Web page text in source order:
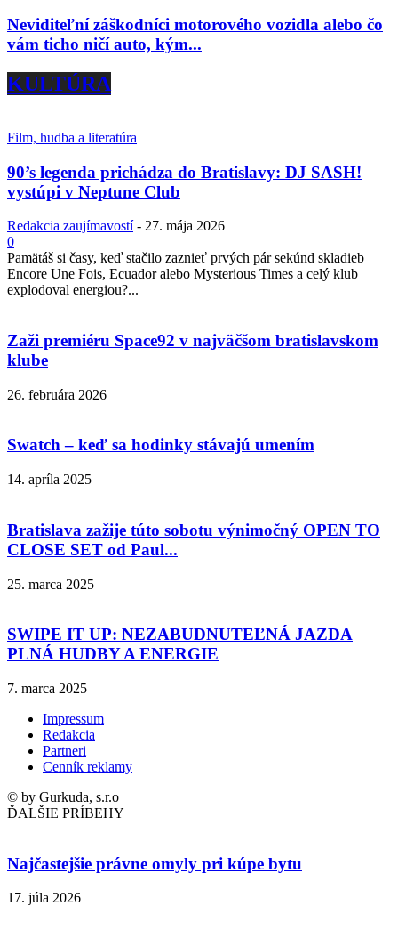
Neviditeľní záškodníci motorového vozidla alebo čo
vám ticho ničí auto, kým...
KULTÚRA
Film, hudba a literatúra
90’s legenda prichádza do Bratislavy: DJ SASH!
vystúpi v Neptune Club
Redakcia zaujímavostí - 27. mája 2026
0
Pamätáš si časy, keď stačilo zaznieť prvých pár sekúnd skladieb
Encore Une Fois, Ecuador alebo Mysterious Times a celý klub
explodoval energiou?...
Zaži premiéru Space92 v najväčšom bratislavskom
klube
26. februára 2026
Swatch – keď sa hodinky stávajú umením
14. apríla 2025
Bratislava zažije túto sobotu výnimočný OPEN TO
CLOSE SET od Paul...
25. marca 2025
SWIPE IT UP: NEZABUDNUTEĽNÁ JAZDA
PLNÁ HUDBY A ENERGIE
7. marca 2025
Impressum
Redakcia
Partneri
Cenník reklamy
© by Gurkuda, s.r.o
ĎALŠIE PRÍBEHY
Najčastejšie právne omyly pri kúpe bytu
17. júla 2026